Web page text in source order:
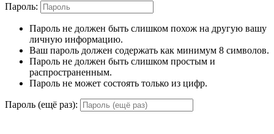
Пароль:
Пароль не должен быть слишком похож на другую вашу
личную информацию.
Ваш пароль должен содержать как минимум 8 символов.
Пароль не должен быть слишком простым и
распространенным.
Пароль не может состоять только из цифр.
Пароль (ещё раз):